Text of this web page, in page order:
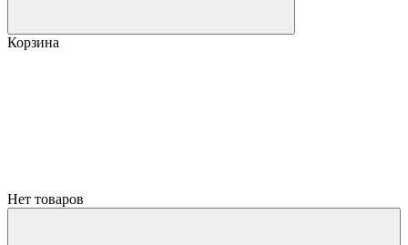
Корзина
Нет товаров